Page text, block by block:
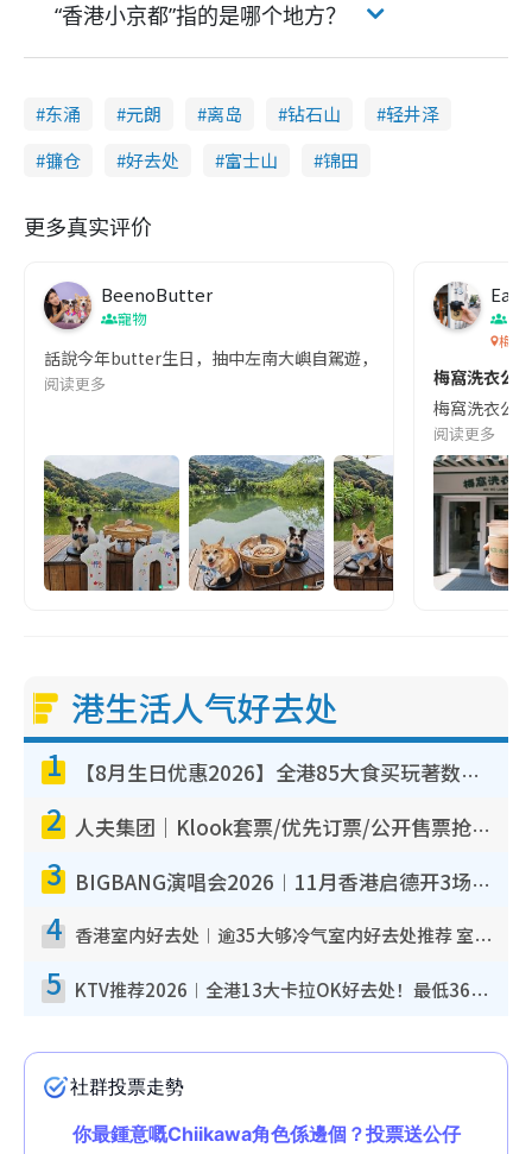
“香港小京都”指的是哪个地方？
东涌 元朗 离岛 钻石山
轻井泽
镰仓
好去处 富士山 锦田
更多真实评价
BeenoButter
寵物
話說今年butter生日，抽中左南大嶼自駕遊，可以去離島郊遊遊
阅读更多
Eat
梅窩
梅窩洗衣公
梅窩洗衣公
阅读更多
港生活人气好去处
1 【8月生日优惠2026】全港85大食买玩著数攻略 自助餐/火锅放题同行免费＋诚品/DONKI送现金券
2 人夫集团｜Klook套票/优先订票/公开售票抢票攻略！附票价.购票连结.场地座位表
3 BIGBANG演唱会2026︱11月香港启德开3场！实名制VIP申请、优先购票攻略
4 香港室内好去处︱逾35大够冷气室内好去处推荐 室内活动免费避雨无惧下雨
5 KTV推荐2026︱全港13大卡拉OK好去处！最低36元起 日语歌都有！(附地址+收费详情)